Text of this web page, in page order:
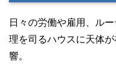
日々の労働や雇用、ル
理を司るハウスに天体
響。